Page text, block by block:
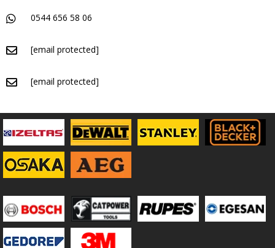
0544 656 58 06
[email protected]
[email protected]